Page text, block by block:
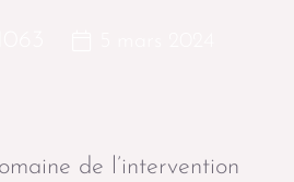
de l’intervention